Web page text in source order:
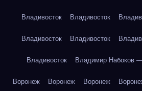
Владивосток Владивосток
Владивосток Владивосток
Владивосток Владимир Набоков
Воронеж Воронеж Воронеж